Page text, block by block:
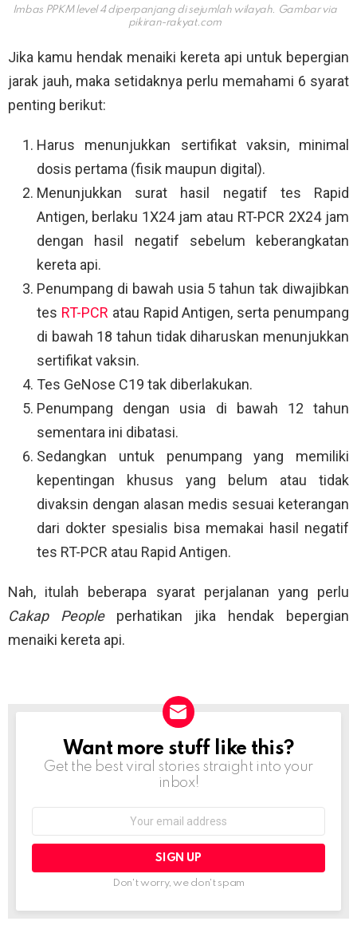
Imbas PPKM level 4 diperpanjang di sejumlah wilayah. Gambar via
pikiran-rakyat.com
Jika kamu hendak menaiki kereta api untuk bepergian
jarak jauh, maka setidaknya perlu memahami 6 syarat
penting berikut:
Harus menunjukkan sertifikat vaksin, minimal
dosis pertama (fisik maupun digital).
Menunjukkan surat hasil negatif tes Rapid
Antigen, berlaku 1X24 jam atau RT-PCR 2X24 jam
dengan hasil negatif sebelum keberangkatan
kereta api.
Penumpang di bawah usia 5 tahun tak diwajibkan
tes RT-PCR atau Rapid Antigen, serta penumpang
di bawah 18 tahun tidak diharuskan menunjukkan
sertifikat vaksin.
Tes GeNose C19 tak diberlakukan.
Penumpang dengan usia di bawah 12 tahun
sementara ini dibatasi.
Sedangkan untuk penumpang yang memiliki
kepentingan khusus yang belum atau tidak
divaksin dengan alasan medis sesuai keterangan
dari dokter spesialis bisa memakai hasil negatif
tes RT-PCR atau Rapid Antigen.
Nah, itulah beberapa syarat perjalanan yang perlu
Cakap People perhatikan jika hendak bepergian
menaiki kereta api.
NEWSLETTER
Want more stuff like this?
Get the best viral stories straight into your
inbox!
Don't worry, we don't spam